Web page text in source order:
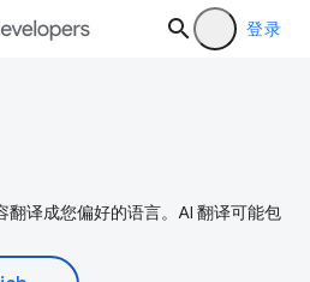
登录
翻译成您偏好的语言。AI 翻译可能包